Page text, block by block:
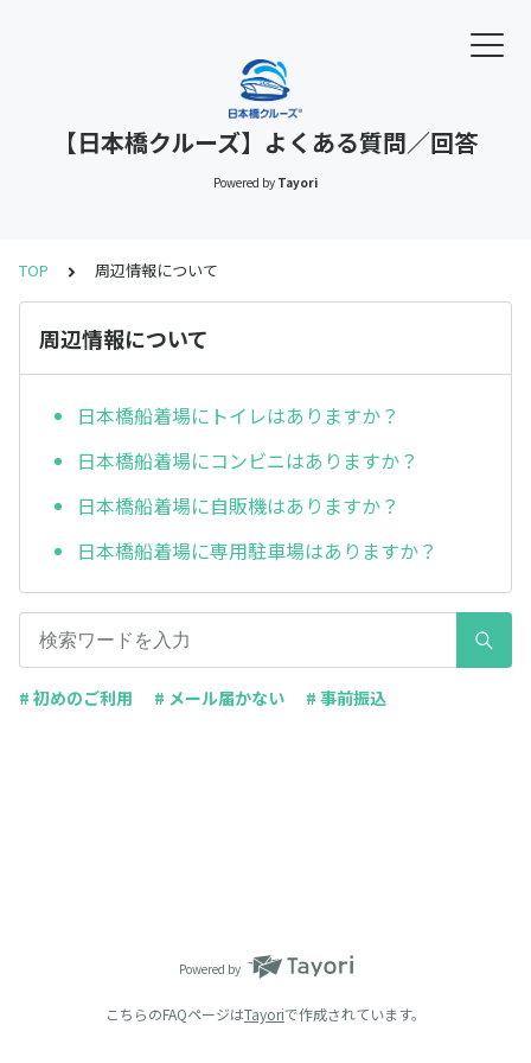
【日本橋クルーズ】よくある質問／回答
Powered by Tayori
TOP 周辺情報について
周辺情報について
日本橋船着場にトイレはありますか？
日本橋船着場にコンビニはありますか？
日本橋船着場に自販機はありますか？
日本橋船着場に専用駐車場はありますか？
# 初めのご利用 # メール届かない # 事前振込
Powered by
こちらのFAQページはTayoriで作成されています。